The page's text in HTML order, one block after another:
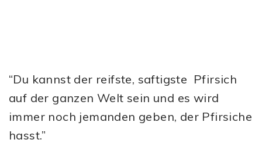
“Du kannst der reifste, saftigste Pfirsich
auf der ganzen Welt sein und es wird
immer noch jemanden geben, der Pfirsiche
hasst.”